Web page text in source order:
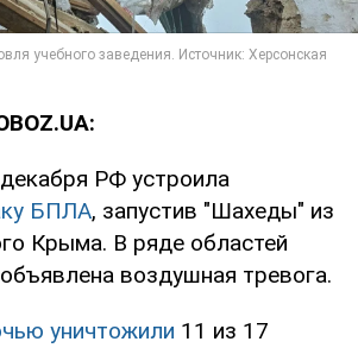
РФ устроила
БПЛА, запустив "Шахеды" из
Крыма. В ряде областей
воздушная тревога.
уничтожили 11 из 17